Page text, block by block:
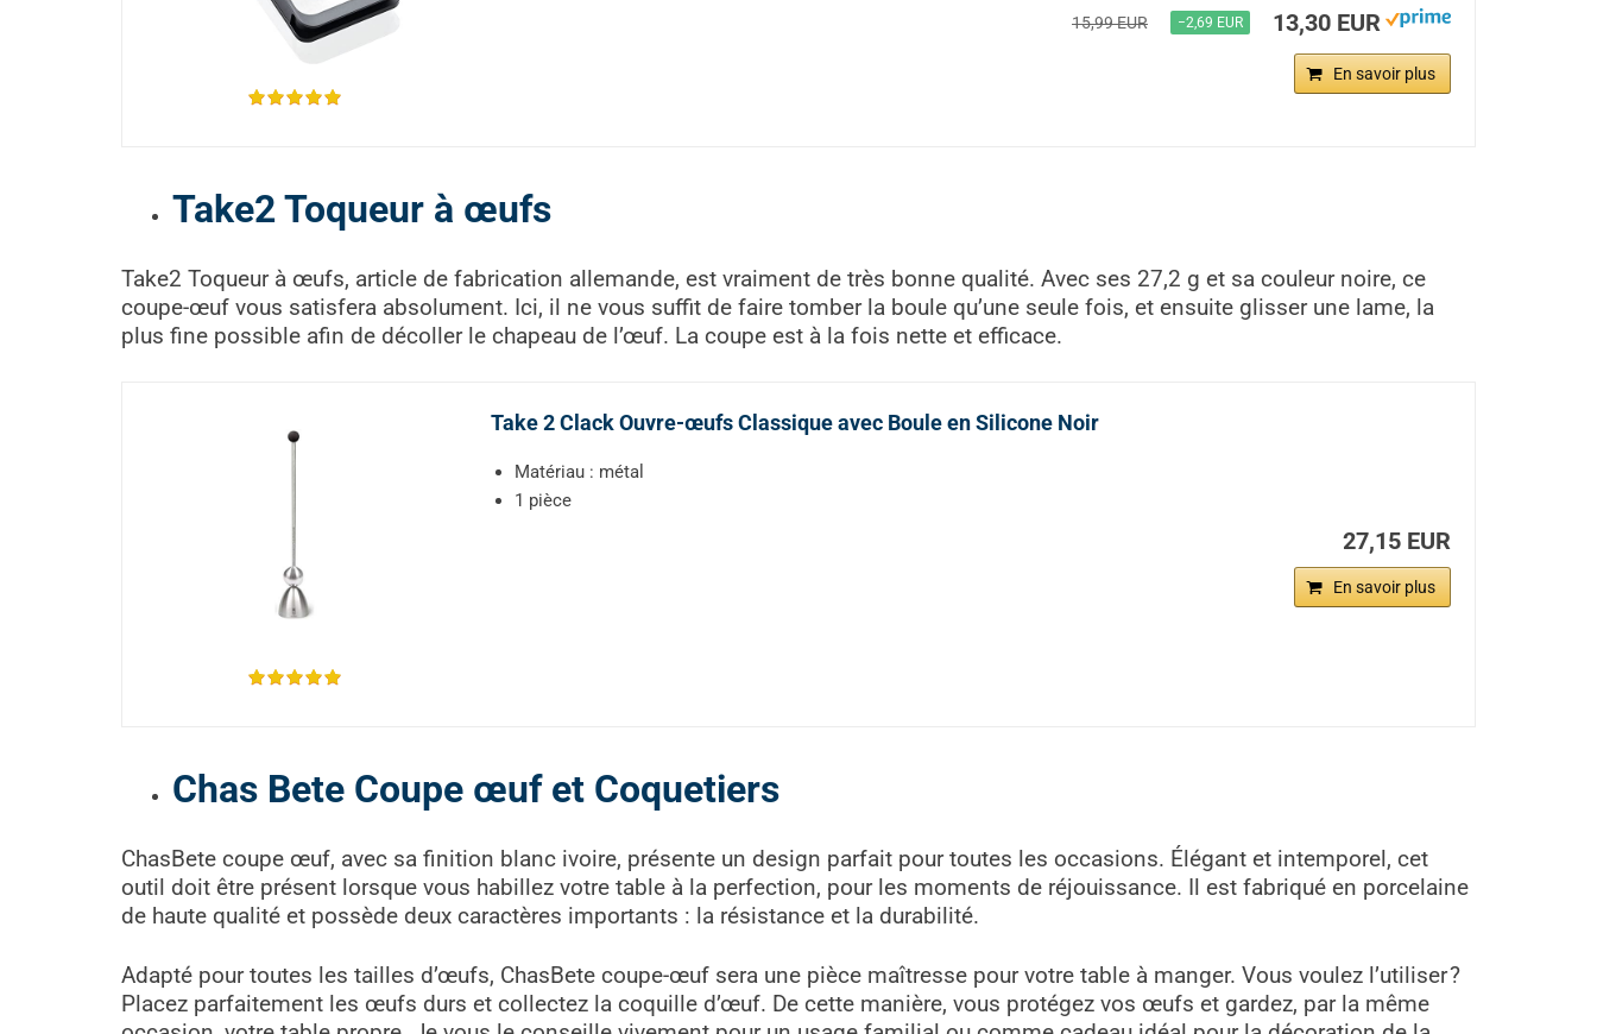
15,99 EUR −2,69 EUR 13,30 EUR
En savoir plus
Take2 Toqueur à œufs
Take2 Toqueur à œufs, article de fabrication allemande, est vraiment de très bonne qualité. Avec ses 27,2 g et sa couleur noire, ce
coupe-œuf vous satisfera absolument. Ici, il ne vous suffit de faire tomber la boule qu’une seule fois, et ensuite glisser une lame, la
plus fine possible afin de décoller le chapeau de l’œuf. La coupe est à la fois nette et efficace.
Take 2 Clack Ouvre-œufs Classique avec Boule en Silicone Noir
Matériau : métal
1 pièce
27,15 EUR
En savoir plus
Chas Bete Coupe œuf et Coquetiers
ChasBete coupe œuf, avec sa finition blanc ivoire, présente un design parfait pour toutes les occasions. Élégant et intemporel, cet
outil doit être présent lorsque vous habillez votre table à la perfection, pour les moments de réjouissance. Il est fabriqué en porcelaine
de haute qualité et possède deux caractères importants : la résistance et la durabilité.
Adapté pour toutes les tailles d’œufs, ChasBete coupe-œuf sera une pièce maîtresse pour votre table à manger. Vous voulez l’utiliser ?
Placez parfaitement les œufs durs et collectez la coquille d’œuf. De cette manière, vous protégez vos œufs et gardez, par la même